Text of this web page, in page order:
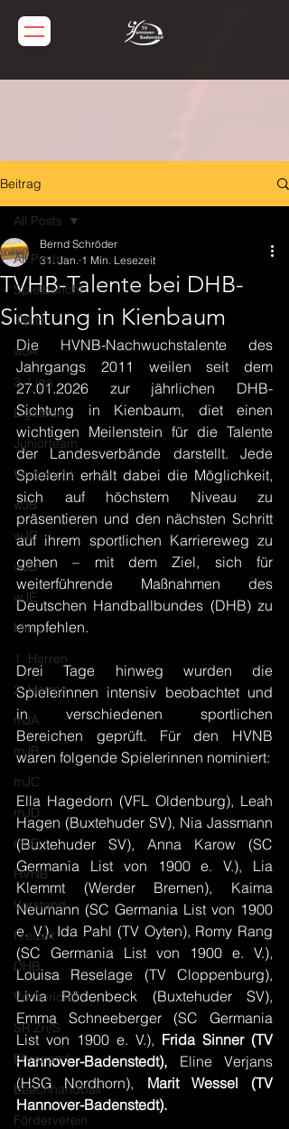
Beitrag
All Posts
Spielbericht
JBLH
wJA
3. Liga
Ligateam
Juniorteam
Vorbericht
wJB
wJC
wJD
wJE
Minis
1. Herren
2. Herren
mJA
mJB
mJC
mJD
mJE
HVNB
Vorstand
Freizeit
DHB
Vorbericht
SR Zn/S
Ehrenamt
Beachhandball
Förderverein
All Posts
TVHB-Talente bei DHB-
Sichtung in Kienbaum
Bernd Schröder
31. Jan. 1 Min. Lesezeit
Die HVNB-Nachwuchstalente des
Jahrgangs 2011 weilen seit dem
27.01.2026 zur jährlichen DHB-
Sichtung in Kienbaum, diet einen
wichtigen Meilenstein für die Talente
der Landesverbände darstellt. Jede
Spielerin erhält dabei die Möglichkeit,
sich auf höchstem Niveau zu
präsentieren und den nächsten Schritt
auf ihrem sportlichen Karriereweg zu
gehen – mit dem Ziel, sich für
weiterführende Maßnahmen des
Deutschen Handballbundes (DHB) zu
empfehlen.
Drei Tage hinweg wurden die
Spielerinnen intensiv beobachtet und
in verschiedenen sportlichen
Bereichen geprüft. Für den HVNB
waren folgende Spielerinnen nominiert:
Ella Hagedorn (VFL Oldenburg), Leah
Hagen (Buxtehuder SV), Nia Jassmann
(Buxtehuder SV), Anna Karow (SC
Germania List von 1900 e. V.), Lia
Klemmt (Werder Bremen), Kaima
Neumann (SC Germania List von 1900
e. V.), Ida Pahl (TV Oyten), Romy Rang
(SC Germania List von 1900 e. V.),
Louisa Reselage (TV Cloppenburg),
Livia Rödenbeck (Buxtehuder SV),
Emma Schneeberger (SC Germania
List von 1900 e. V.), Frida Sinner (TV
Hannover-Badenstedt), Eline Verjans
(HSG Nordhorn), Marit Wessel (TV
Hannover-Badenstedt).